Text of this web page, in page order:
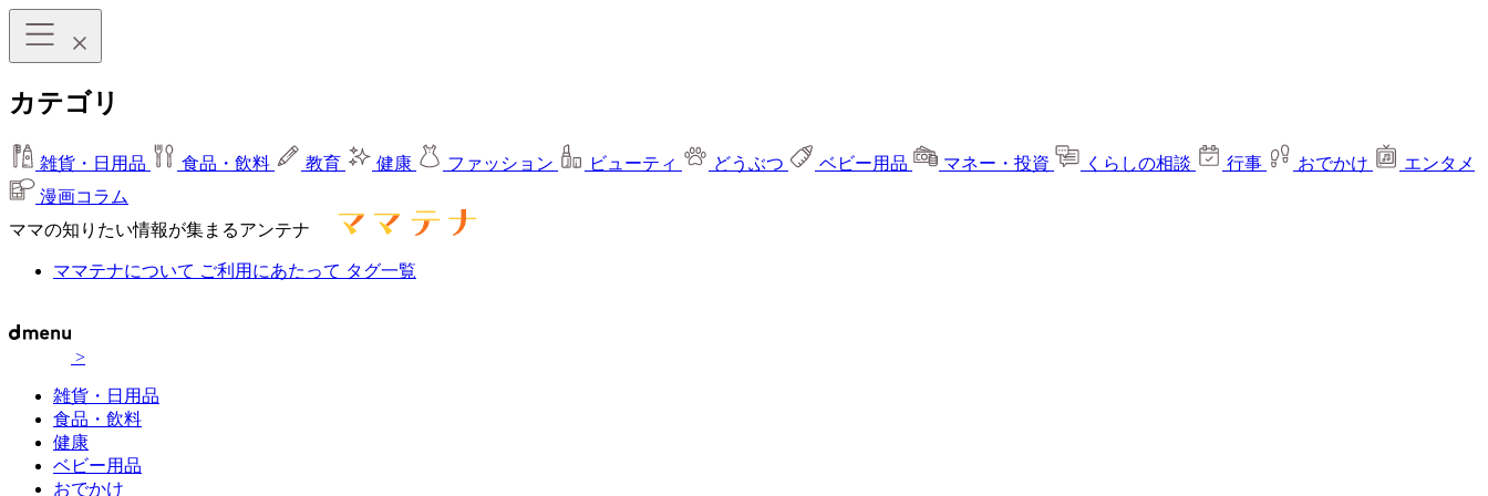
カテゴリ
雑貨・日用品 食品・飲料 教育 健康 ファッション ビューティ どうぶつ ベビー用品 マネー・投資 くらしの相談 行事 おでかけ
エンタメ
漫画コラム
ママの知りたい情報が集まるアンテナ
ママテナについて ご利用にあたって タグ一覧
>
雑貨・日用品
食品・飲料
健康
ベビー用品
おでかけ